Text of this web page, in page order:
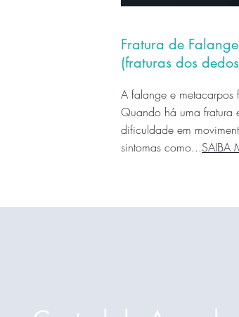
Fratura de
(fraturas dos
A falange e metacarpos
Quando há uma fratura
dificuldade em
sintomas como...SAIBA